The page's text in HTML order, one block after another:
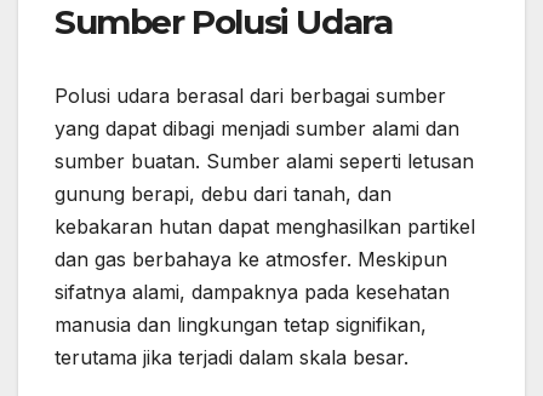
Sumber Polusi Udara
Polusi udara berasal dari berbagai sumber
yang dapat dibagi menjadi sumber alami dan
sumber buatan. Sumber alami seperti letusan
gunung berapi, debu dari tanah, dan
kebakaran hutan dapat menghasilkan partikel
dan gas berbahaya ke atmosfer. Meskipun
sifatnya alami, dampaknya pada kesehatan
manusia dan lingkungan tetap signifikan,
terutama jika terjadi dalam skala besar.